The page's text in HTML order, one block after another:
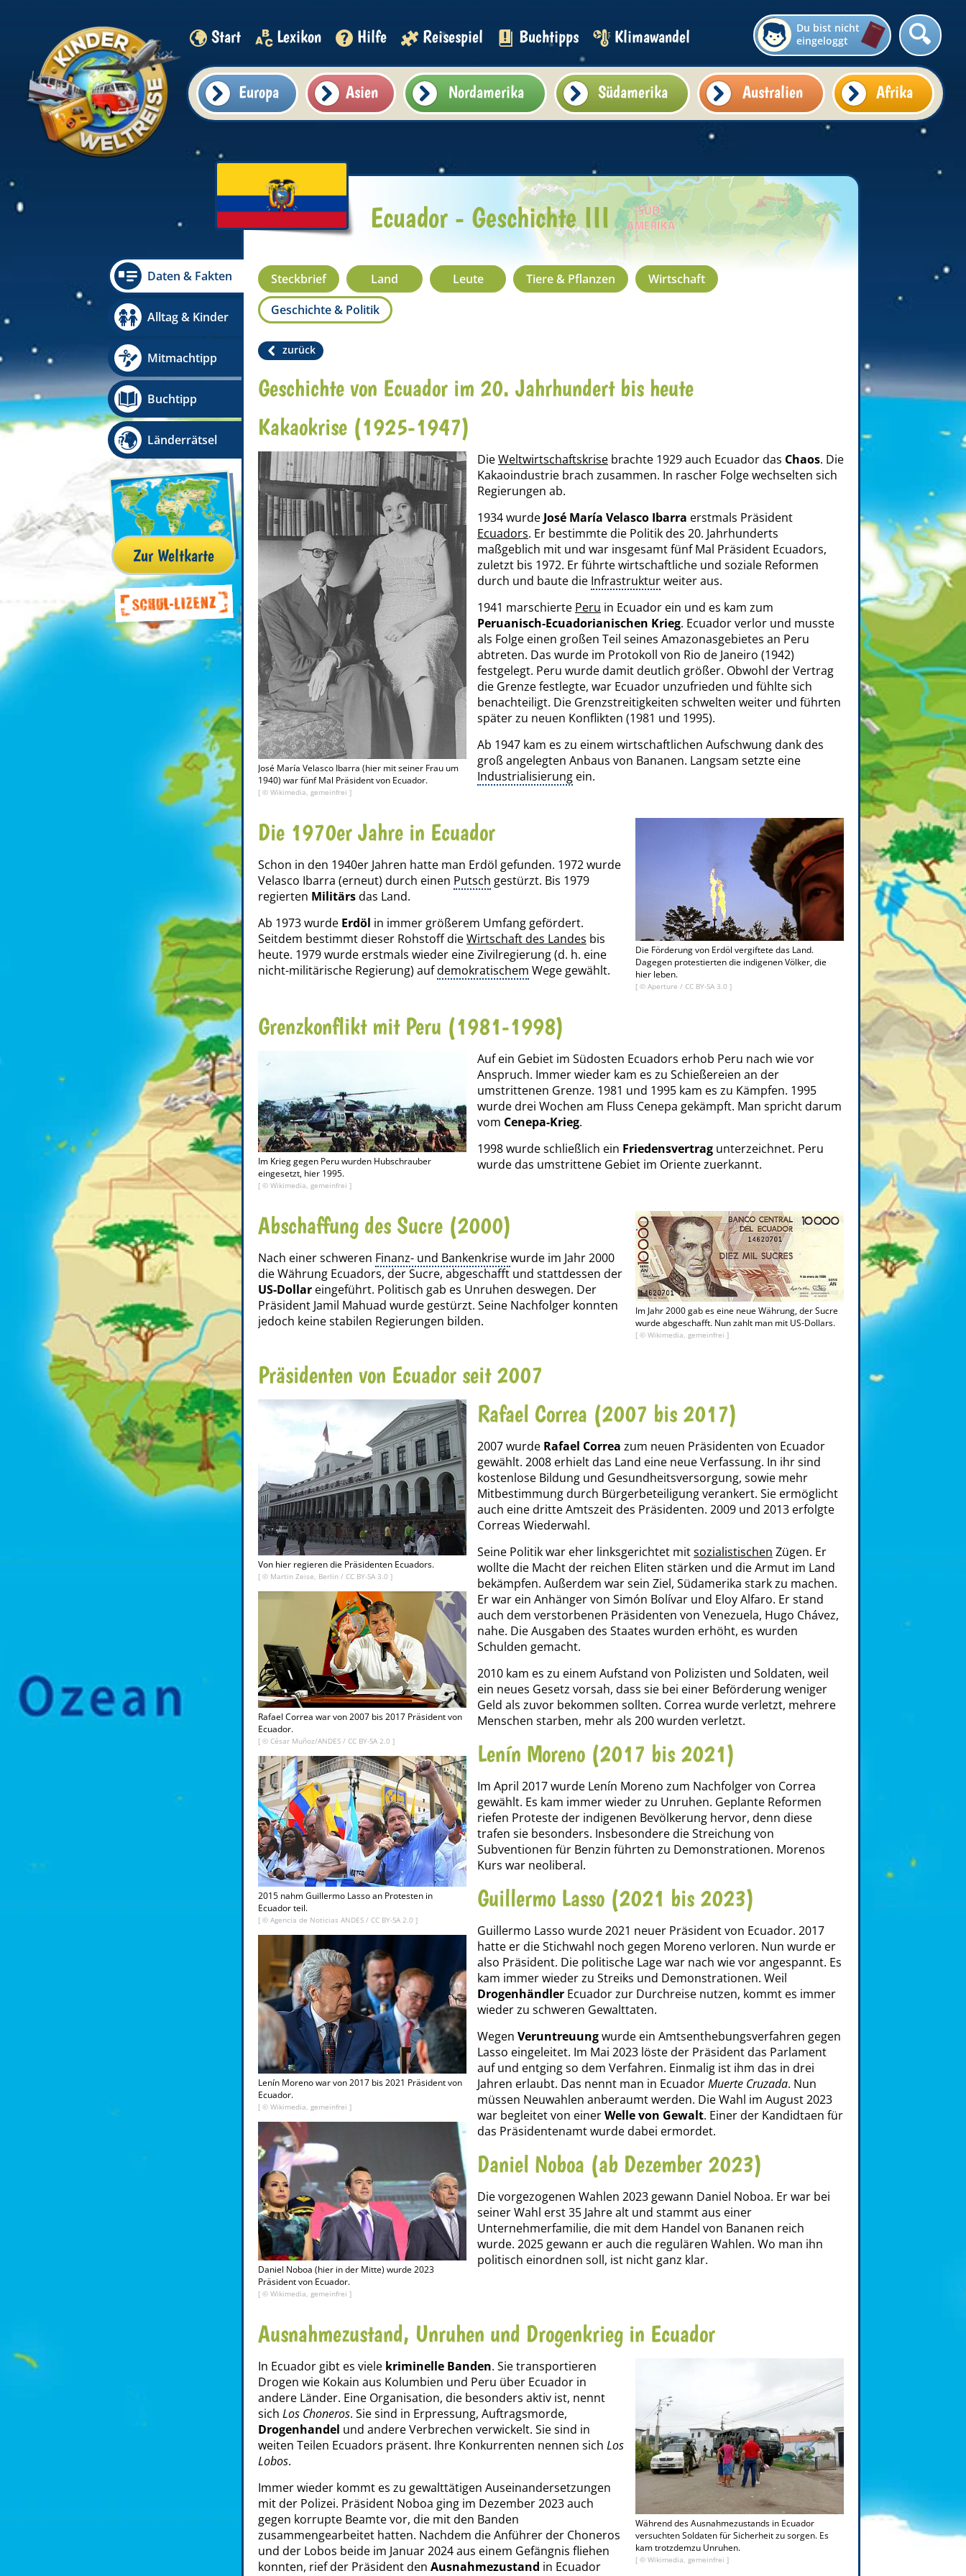
Start Lexikon Hilfe Reisespiel Buchtipps Klimawandel
Du bist nicht
eingeloggt
Europa Asien Nordamerika Südamerika Australien Afrika
Daten & Fakten
Alltag & Kinder
Mitmachtipp
Buchtipp
Länderrätsel
Zur Weltkarte
Ecuador - Geschichte III
Steckbrief Land Leute Tiere & Pflanzen
Wirtschaft
Geschichte & Politik
zurück
Geschichte von Ecuador im 20. Jahrhundert bis heute
Kakaokrise (1925-1947)
José María Velasco Ibarra (hier mit seiner Frau um
1940) war fünf Mal Präsident von Ecuador.
[ © Wikimedia, gemeinfrei ]
DieWeltwirtschaftskrise brachte 1929 auch Ecuador das Chaos. Die
Kakaoindustrie brach zusammen. In rascher Folge wechselten sich
Regierungen ab.
1934 wurde José María Velasco Ibarra erstmals Präsident
Ecuadors. Er bestimmte die Politik des 20. Jahrhunderts
maßgeblich mit und war insgesamt fünf Mal Präsident Ecuadors,
zuletzt bis 1972. Er führte wirtschaftliche und soziale Reformen
durch und baute die Infrastrukturweiter aus.
1941 marschierte Peru in Ecuador ein und es kam zum
Peruanisch-Ecuadorianischen Krieg. Ecuador verlor und musste
als Folge einen großen Teil seines Amazonasgebietes an Peru
abtreten. Das wurde im Protokoll von Rio de Janeiro (1942)
festgelegt. Peru wurde damit deutlich größer. Obwohl der Vertrag
die Grenze festlegte, war Ecuador unzufrieden und fühlte sich
benachteiligt. Die Grenzstreitigkeiten schwelten weiter und führten
später zu neuen Konflikten (1981 und 1995).
Ab 1947 kam es zu einem wirtschaftlichen Aufschwung dank des
groß angelegten Anbaus von Bananen. Langsam setzte eine
Industrialisierung ein.
Die Förderung von Erdöl vergiftete das Land.
Dagegen protestierten die indigenen Völker, die
hier leben.
[ © Aperture / CC BY-SA 3.0 ]
Die 1970er Jahre in Ecuador
Schon in den 1940er Jahren hatte man Erdöl gefunden. 1972 wurde
Velasco Ibarra (erneut) durch einen Putsch gestürzt. Bis 1979
regierten Militärsdas Land.
Ab 1973 wurde Erdöl in immer größerem Umfang gefördert.
Seitdem bestimmt dieser Rohstoff dieWirtschaft des Landes bis
heute. 1979 wurde erstmals wieder eine Zivilregierung (d. h. eine
nicht-militärische Regierung) aufdemokratischem Wege gewählt.
Grenzkonflikt mit Peru (1981-1998)
Im Krieg gegen Peru wurden Hubschrauber
eingesetzt, hier 1995.
[ © Wikimedia, gemeinfrei ]
Auf ein Gebiet im Südosten Ecuadors erhob Peru nach wie vor
Anspruch. Immer wieder kam es zu Schießereien an der
umstrittenen Grenze. 1981 und 1995 kam es zu Kämpfen. 1995
wurde drei Wochen am Fluss Cenepa gekämpft. Man spricht darum
vom Cenepa-Krieg.
1998 wurde schließlich ein Friedensvertrag unterzeichnet. Peru
wurde das umstrittene Gebiet im Oriente zuerkannt.
Im Jahr 2000 gab es eine neue Währung, der Sucre
wurde abgeschafft. Nun zahlt man mit US-Dollars.
[ © Wikimedia, gemeinfrei ]
Abschaffung des Sucre (2000)
Nach einer schweren Finanz- und Bankenkrisewurde im Jahr 2000
die Währung Ecuadors, der Sucre, abgeschafft und stattdessen der
US-Dollar eingeführt. Politisch gab es Unruhen deswegen. Der
Präsident Jamil Mahuad wurde gestürzt. Seine Nachfolger konnten
jedoch keine stabilen Regierungen bilden.
Präsidenten von Ecuador seit 2007
Von hier regieren die Präsidenten Ecuadors.
[ © Martin Zeise, Berlin / CC BY-SA 3.0 ]
Rafael Correa war von 2007 bis 2017 Präsident von
Ecuador.
[ © César Muñoz/ANDES / CC BY-SA 2.0 ]
2015 nahm Guillermo Lasso an Protesten in
Ecuador teil.
[ © Agencia de Noticias ANDES / CC BY-SA 2.0 ]
Lenín Moreno war von 2017 bis 2021 Präsident von
Ecuador.
[ © Wikimedia, gemeinfrei ]
Daniel Noboa (hier in der Mitte) wurde 2023
Präsident von Ecuador.
[ © Wikimedia, gemeinfrei ]
Rafael Correa (2007 bis 2017)
2007 wurde Rafael Correa zum neuen Präsidenten von Ecuador
gewählt. 2008 erhielt das Land eine neue Verfassung. In ihr sind
kostenlose Bildung und Gesundheitsversorgung, sowie mehr
Mitbestimmung durch Bürgerbeteiligung verankert. Sie ermöglicht
auch eine dritte Amtszeit des Präsidenten. 2009 und 2013 erfolgte
Correas Wiederwahl.
Seine Politik war eher linksgerichtet mitsozialistischen Zügen. Er
wollte die Macht der reichen Eliten stärken und die Armut im Land
bekämpfen. Außerdem war sein Ziel, Südamerika stark zu machen.
Er war ein Anhänger von Simón Bolívar und Eloy Alfaro. Er stand
auch dem verstorbenen Präsidenten von Venezuela, Hugo Chávez,
nahe. Die Ausgaben des Staates wurden erhöht, es wurden
Schulden gemacht.
2010 kam es zu einem Aufstand von Polizisten und Soldaten, weil
ein neues Gesetz vorsah, dass sie bei einer Beförderung weniger
Geld als zuvor bekommen sollten. Correa wurde verletzt, mehrere
Menschen starben, mehr als 200 wurden verletzt.
Lenín Moreno (2017 bis 2021)
Im April 2017 wurde Lenín Moreno zum Nachfolger von Correa
gewählt. Es kam immer wieder zu Unruhen. Geplante Reformen
riefen Proteste der indigenen Bevölkerung hervor, denn diese
trafen sie besonders. Insbesondere die Streichung von
Subventionen für Benzin führten zu Demonstrationen. Morenos
Kurs war neoliberal.
Guillermo Lasso (2021 bis 2023)
Guillermo Lasso wurde 2021 neuer Präsident von Ecuador. 2017
hatte er die Stichwahl noch gegen Moreno verloren. Nun wurde er
also Präsident. Die politische Lage war nach wie vor angespannt. Es
kam immer wieder zu Streiks und Demonstrationen. Weil
Drogenhändler Ecuador zur Durchreise nutzen, kommt es immer
wieder zu schweren Gewalttaten.
Wegen Veruntreuungwurde ein Amtsenthebungsverfahren gegen
Lasso eingeleitet. Im Mai 2023 löste der Präsident das Parlament
auf und entging so dem Verfahren. Einmalig ist ihm das in drei
Jahren erlaubt. Das nennt man in EcuadorMuerte Cruzada. Nun
müssen Neuwahlen anberaumt werden. Die Wahl im August 2023
war begleitet von einerWelle von Gewalt. Einer der Kandidtaen für
das Präsidentenamt wurde dabei ermordet.
Daniel Noboa (ab Dezember 2023)
Die vorgezogenen Wahlen 2023 gewann Daniel Noboa. Er war bei
seiner Wahl erst 35 Jahre alt und stammt aus einer
Unternehmerfamilie, die mit dem Handel von Bananen reich
wurde. 2025 gewann er auch die regulären Wahlen. Wo man ihn
politisch einordnen soll, ist nicht ganz klar.
Ausnahmezustand, Unruhen und Drogenkrieg in Ecuador
Während des Ausnahmezustands in Ecuador
versuchten Soldaten für Sicherheit zu sorgen. Es
kam trotzdemzu Unruhen.
[ © Wikimedia, gemeinfrei ]
In Ecuador gibt es viele kriminelle Banden. Sie transportieren
Drogen wie Kokain aus Kolumbien und Peru über Ecuador in
andere Länder. Eine Organisation, die besonders aktiv ist, nennt
sich Los Choneros. Sie sind in Erpressung, Auftragsmorde,
Drogenhandel und andere Verbrechen verwickelt. Sie sind in
weiten Teilen Ecuadors präsent. Ihre Konkurrenten nennen sich Los
Lobos.
Immer wieder kommt es zu gewalttätigen Auseinandersetzungen
mit der Polizei. Präsident Noboa ging im Dezember 2023 auch
gegen korrupte Beamte vor, die mit den Banden
zusammengearbeitet hatten. Nachdem die Anführer der Choneros
und der Lobos beide im Januar 2024 aus einem Gefängnis fliehen
konnten, rief der Präsident den Ausnahmezustand in Ecuador